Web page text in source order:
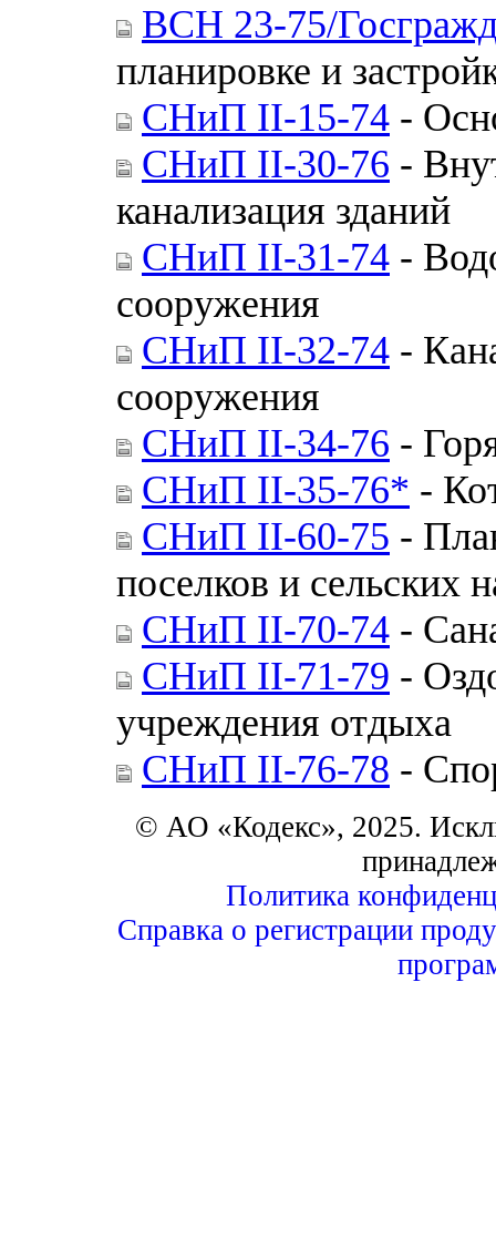
ВСН 23-75/
планировке и
СНиП II-15-74 -
СНиП II-30-76 -
канализация зданий
СНиП II-31-74 -
сооружения
СНиП II-32-74 -
сооружения
СНиП II-34-76 -
СНиП II-35-76* -
СНиП II-60-75 -
поселков и сельских
СНиП II-70-74 -
СНиП II-71-79 -
учреждения отдыха
СНиП II-76-78 -
© АО «Кодекс», 2025.
Политика
Справка о регистрации